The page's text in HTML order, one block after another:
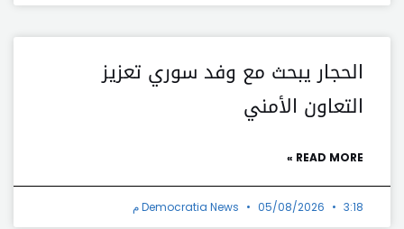
الحجار يبحث مع وفد سوري تعزيز
التعاون الأمني
READ MORE »
Democratia News 05/08/2026 3:18 م